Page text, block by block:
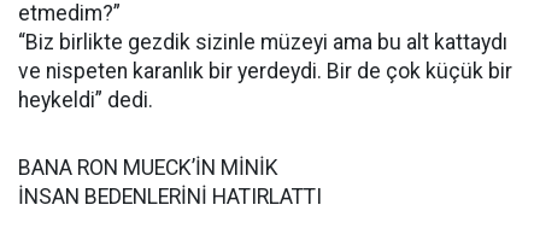
etmedim?”
“Biz birlikte gezdik sizinle müzeyi ama bu alt kattaydı
ve nispeten karanlık bir yerdeydi. Bir de çok küçük bir
heykeldi” dedi.
BANA RON MUECK’İN MİNİK
İNSAN BEDENLERİNİ HATIRLATTI